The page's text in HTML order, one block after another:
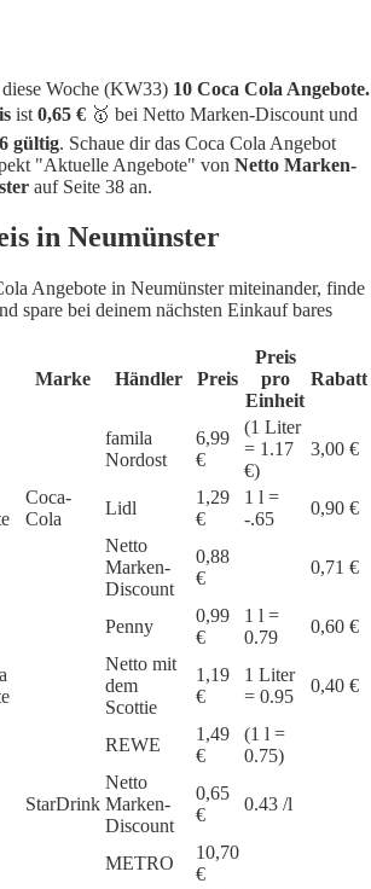
Woche (KW33) 10 Coca Cola Angebote.
ist 0,65 € 🥇 bei Netto Marken-Discount und
gültig. Schaue dir das Coca Cola Angebot
"Aktuelle Angebote" von Netto Marken-
auf Seite 38 an.
in Neumünster
Angebote in Neumünster miteinander, finde
spare bei deinem nächsten Einkauf bares
Marke Händler Preis
Preis
pro
Einheit
Rabatt
famila
Nordost
6,99
€
(1 Liter
= 1.17
€)
3,00 €
Coca-
Cola
Lidl
1,29
€
1 l =
-.65
0,90 €
Netto
Marken-
Discount
0,88
€
0,71 €
Penny
0,99
€
1 l =
0.79
0,60 €
Netto mit
dem
Scottie
1,19
€
1 Liter
= 0.95
0,40 €
REWE
1,49
€
(1 l =
0.75)
StarDrink
Netto
Marken-
Discount
0,65
€
0.43 /l
METRO
10,70
€